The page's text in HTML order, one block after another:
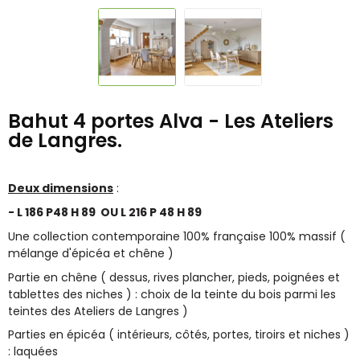
Bahut 4 portes Alva - Les Ateliers
de Langres.
Deux dimensions :
- L 186 P48 H 89 OU L 216 P 48 H 89
Une collection contemporaine 100% française 100% massif (
mélange d'épicéa et chêne )
Partie en chêne ( dessus, rives plancher, pieds, poignées et
tablettes des niches ) : choix de la teinte du bois parmi les
teintes des Ateliers de Langres )
Parties en épicéa ( intérieurs, côtés, portes, tiroirs et niches )
: laquées